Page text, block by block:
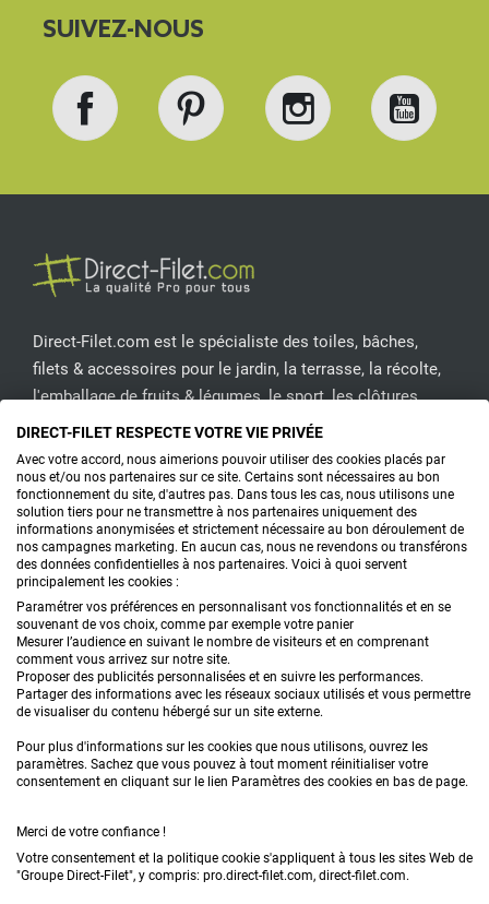
SUIVEZ-NOUS
Direct-Filet.com est le spécialiste des toiles, bâches,
filets & accessoires pour le jardin, la terrasse, la récolte,
l'emballage de fruits & légumes, le sport, les clôtures...
CONTACTEZ-NOUS
PRODUITS
CONSEILS
FAQ
DEMANDE DE DEVIS
Confidentialité & données personnelles
DIRECT-FILET RESPECTE VOTRE VIE PRIVÉE
Avec votre accord, nous aimerions pouvoir utiliser des cookies placés par
nous et/ou nos partenaires sur ce site. Certains sont nécessaires au bon
fonctionnement du site, d'autres pas. Dans tous les cas, nous utilisons une
solution tiers pour ne transmettre à nos partenaires uniquement des
informations anonymisées et strictement nécessaire au bon déroulement de
nos campagnes marketing. En aucun cas, nous ne revendons ou transférons
des données confidentielles à nos partenaires. Voici à quoi servent
principalement les cookies :
Paramétrer vos préférences en personnalisant vos fonctionnalités et en se
souvenant de vos choix, comme par exemple votre panier
Mesurer l’audience en suivant le nombre de visiteurs et en comprenant
comment vous arrivez sur notre site.
Proposer des publicités personnalisées et en suivre les performances.
Partager des informations avec les réseaux sociaux utilisés et vous permettre
de visualiser du contenu hébergé sur un site externe.
Pour plus d'informations sur les cookies que nous utilisons, ouvrez les
paramètres. Sachez que vous pouvez à tout moment réinitialiser votre
consentement en cliquant sur le lien Paramètres des cookies en bas de page.
Merci de votre confiance !
Votre consentement et la politique cookie s'appliquent à tous les sites Web de
"Groupe Direct-Filet", y compris: pro.direct-filet.com, direct-filet.com.